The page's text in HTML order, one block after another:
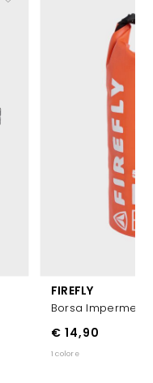
FIREFLY
Borsa
€ 14,90
1 colore